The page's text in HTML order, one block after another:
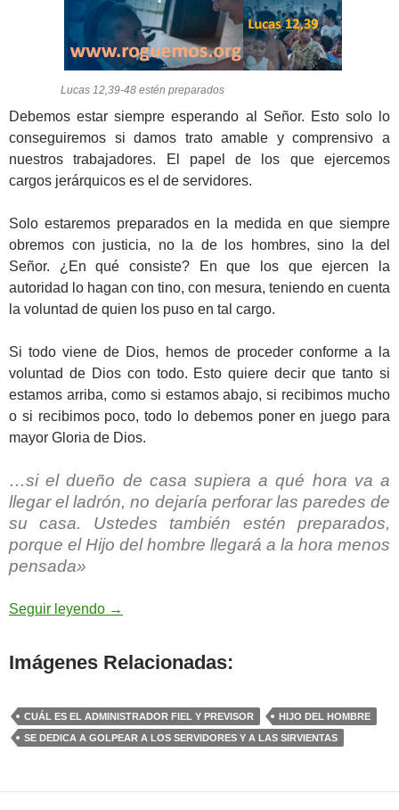
Lucas 12,39-48 estén preparados
Debemos estar siempre esperando al Señor. Esto solo lo
conseguiremos si damos trato amable y comprensivo a
nuestros trabajadores. El papel de los que ejercemos
cargos jerárquicos es el de servidores.
Solo estaremos preparados en la medida en que siempre
obremos con justicia, no la de los hombres, sino la del
Señor. ¿En qué consiste? En que los que ejercen la
autoridad lo hagan con tino, con mesura, teniendo en cuenta
la voluntad de quien los puso en tal cargo.
Si todo viene de Dios, hemos de proceder conforme a la
voluntad de Dios con todo. Esto quiere decir que tanto si
estamos arriba, como si estamos abajo, si recibimos mucho
o si recibimos poco, todo lo debemos poner en juego para
mayor Gloria de Dios.
…si el dueño de casa supiera a qué hora va a
llegar el ladrón, no dejaría perforar las paredes de
su casa. Ustedes también estén preparados,
porque el Hijo del hombre llegará a la hora menos
pensada»
Seguir leyendo Lucas 12,39-48 – estén preparados
→
Imágenes Relacionadas:
CUÁL ES EL ADMINISTRADOR FIEL Y PREVISOR
HIJO DEL HOMBRE
SE DEDICA A GOLPEAR A LOS SERVIDORES Y A LAS SIRVIENTAS